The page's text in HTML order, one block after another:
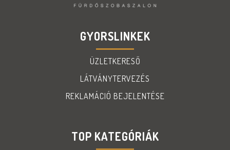
GYORSLINKEK
ÜZLETKERESŐ
LÁTVÁNYTERVEZÉS
REKLAMÁCIÓ BEJELENTÉSE
TOP KATEGÓRIÁK